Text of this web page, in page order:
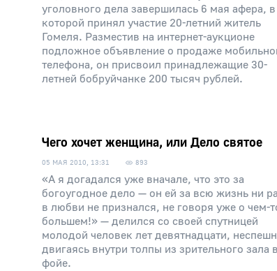
уголовного дела завершилась 6 мая афера, в
которой принял участие 20-летний житель
Гомеля. Разместив на интернет-аукционе
подложное объявление о продаже
телефона, он присвоил принадлежащие 30-
летней бобруйчанке 200 тысяч рублей.
Чего хочет женщина, или Дело святое
05 МАЯ 2010, 13:31 893
«А я догадался уже вначале, что это за
богоугодное дело — он ей за всю жизнь ни
в любви не признался, не говоря уже о чем-
большем!» — делился со своей спутницей
молодой человек лет девятнадцати,
двигаясь внутри толпы из зрительного зала в
фойе.